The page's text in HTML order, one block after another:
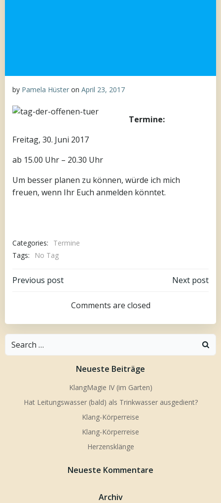
by Pamela Hüster on April 23, 2017
Termine:
Freitag, 30. Juni 2017
ab 15.00 Uhr – 20.30 Uhr
Um besser planen zu können, würde ich mich
freuen, wenn Ihr Euch anmelden könntet.
Categories:
Termine
Tags:
No Tag
Beitragsnavigation
Previous post Next post
Comments are closed
Search
for:
Neueste Beiträge
KlangMagie IV (im Garten)
Hat Leitungswasser (bald) als Trinkwasser ausgedient?
Klang-Körperreise
Klang-Körperreise
Herzensklänge
Neueste Kommentare
Archiv